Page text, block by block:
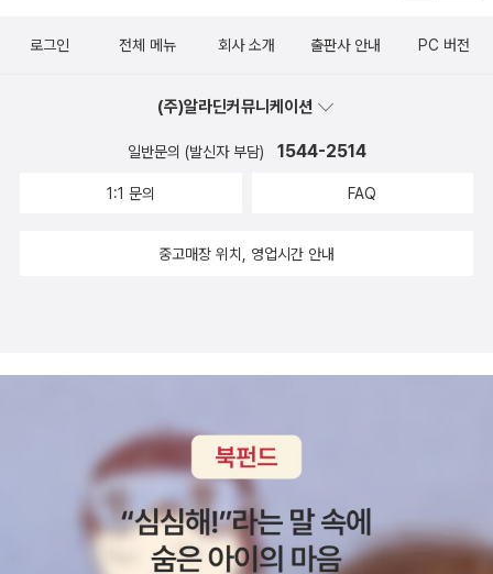
로그인 전체 메뉴 회사 소개 출판사 안내 PC 버전
(주)알라딘커뮤니케이션
일반문의 (발신자 부담) 1544-2514
1:1 문의 FAQ
중고매장 위치, 영업시간 안내